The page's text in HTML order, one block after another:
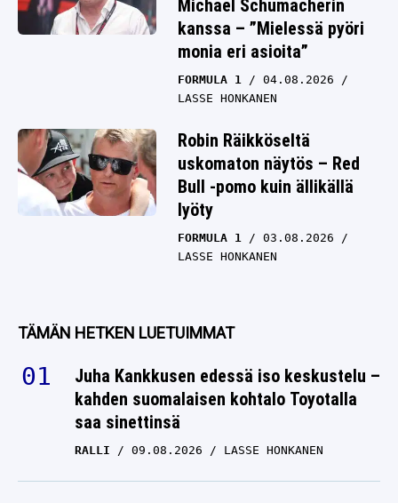
Michael Schumacherin
kanssa – ”Mielessä pyöri
monia eri asioita”
FORMULA 1
04.08.2026
LASSE HONKANEN
Robin Räikköseltä
uskomaton näytös – Red
Bull -pomo kuin ällikällä
lyöty
FORMULA 1
03.08.2026
LASSE HONKANEN
TÄMÄN HETKEN LUETUIMMAT
Juha Kankkusen edessä iso keskustelu –
kahden suomalaisen kohtalo Toyotalla
saa sinettinsä
RALLI 09.08.2026 LASSE HONKANEN